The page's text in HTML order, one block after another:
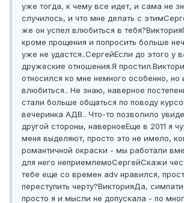
уже тогда, к чему все идет, и сама не
случилось, и что мне делать с этим
же он успел влюбиться в тебя?Виктория
кроме прощения и попросить больше
уже не удастся..СергейЕсли до этого у
дружеские отношения.Я простил.
относился ко мне немного особенно, но
влюбиться.. Не знаю, наверное
стали больше общаться по поводу
вечеринка АДВ.. Что-то позволило
другой стороны, наверноеЕще в 2011 я
меня выделяют, просто это не имело,
романтичной окраски - мы работали
для него неприемлемоСергейСкажи
тебе еще со времен adv нравился,
переступить черту?ВикторияДа,
просто я и мысли не допускала - по